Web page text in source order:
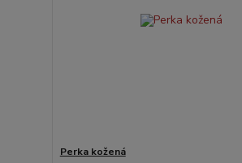
Perka kožená